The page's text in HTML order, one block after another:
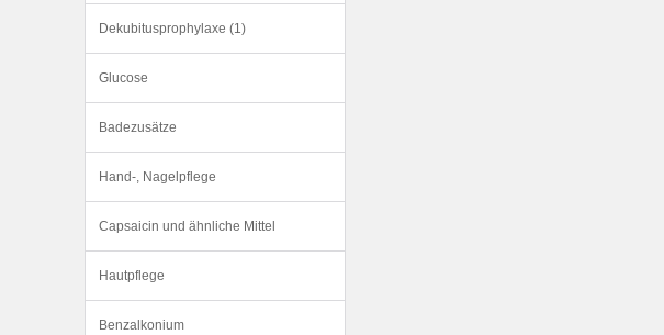
Dekubitusprophylaxe (1)
Glucose
Badezusätze
Hand-, Nagelpflege
Capsaicin und ähnliche Mittel
Hautpflege
Benzalkonium